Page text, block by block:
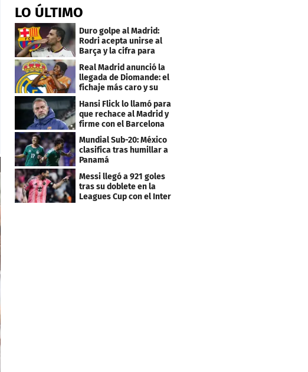
LO ÚLTIMO
Duro golpe al Madrid:
Rodri acepta unirse al
Barça y la cifra para
cerrar su fichaje
Real Madrid anunció la
llegada de Diomande: el
fichaje más caro y su
contrato
Hansi Flick lo llamó para
que rechace al Madrid y
firme con el Barcelona
Mundial Sub-20: México
clasifica tras humillar a
Panamá
Messi llegó a 921 goles
tras su doblete en la
Leagues Cup con el Inter